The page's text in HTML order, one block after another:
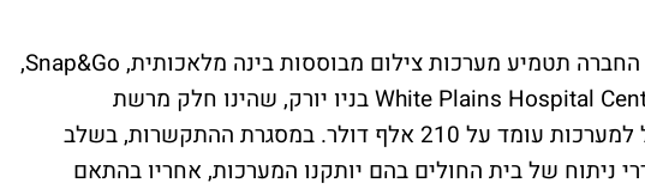
איידנטי ציינה כי במסגרת ההסכם החברה תטמיע מערכות צילום מבוססות בינה מלאכותית, Snap&Go,
לחדרי הניתוח של בית החולים White Plains Hospital Center בניו יורק, שהינו חלק מרשת
Montefiore. היקף העסקה הכולל למערכות עומד על 210 אלף דולר. במסגרת ההתקשרות, בשלב
ניתוח של בית החולים בהם יותקנו המערכות, אחריו בהתאם